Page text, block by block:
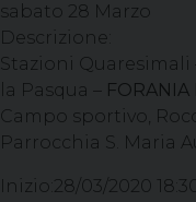
sabato 28 Marzo
Descrizione:
Stazioni
la Pasqua – FORANIA
Campo sportivo,
Parrocchia S. Maria
Inizio: 28/03/2020